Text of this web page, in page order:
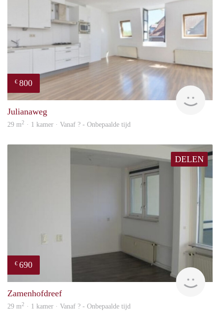
€ 800
Julianaweg
29 m2 · 1 kamer · Vanaf ? - Onbepaalde tijd
DELEN
€ 690
Zamenhofdreef
29 m2 · 1 kamer · Vanaf ? - Onbepaalde tijd